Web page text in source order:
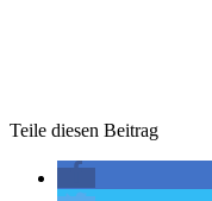
Teile diesen Beitrag